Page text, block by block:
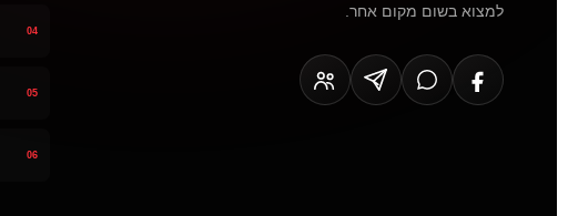
למצוא בשום מקום אחר.
04
05
06